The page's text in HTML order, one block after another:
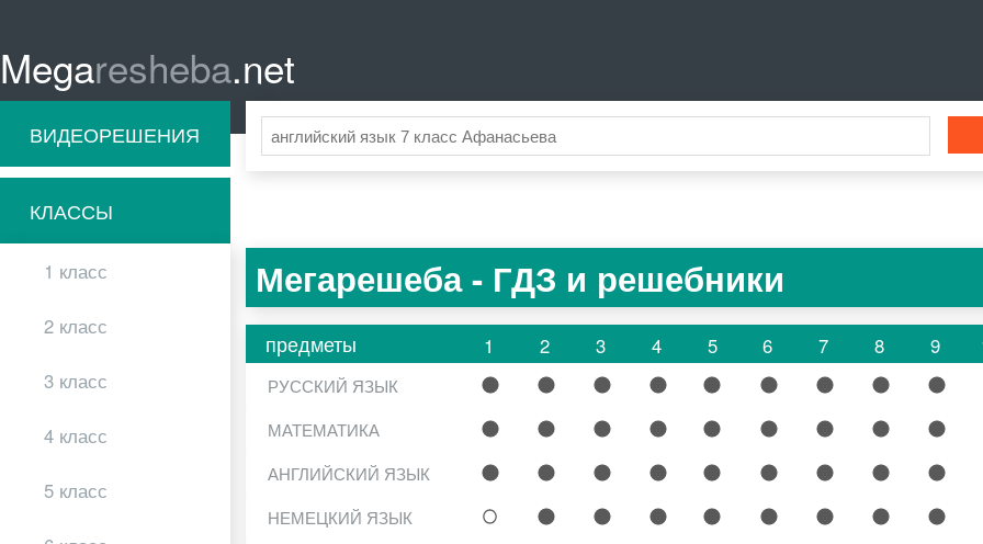
Megaresheba.net
ВИДЕОРЕШЕНИЯ
КЛАССЫ
1 класс
2 класс
3 класс
4 класс
5 класс
Мегарешеба - ГДЗ и решебники
предметы 1 2 3 4 5 6 7 8 9
РУССКИЙ ЯЗЫК 1 2 3 4 5 6 7 8 9
МАТЕМАТИКА
1 2 3 4 5 6 7 8 9
АНГЛИЙСКИЙ ЯЗЫК
1 2 3 4 5 6 7 8 9
НЕМЕЦКИЙ ЯЗЫК
1 2 3 4 5 6 7 8 9